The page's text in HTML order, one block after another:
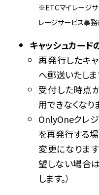
※ETCマイレージ
レージサービス事務
キャッシュカード
再発行したキ
へ郵送いたしま
受付した時点
用できなくなり
OnlyOneクレ
を再発行する
変更になりま
望しない場合
します。）